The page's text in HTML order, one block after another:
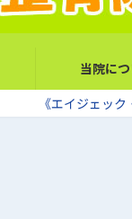
当院に
《エイジェッ